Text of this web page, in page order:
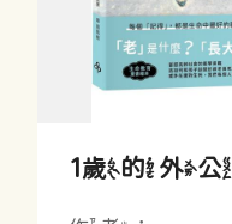
1歲的外公